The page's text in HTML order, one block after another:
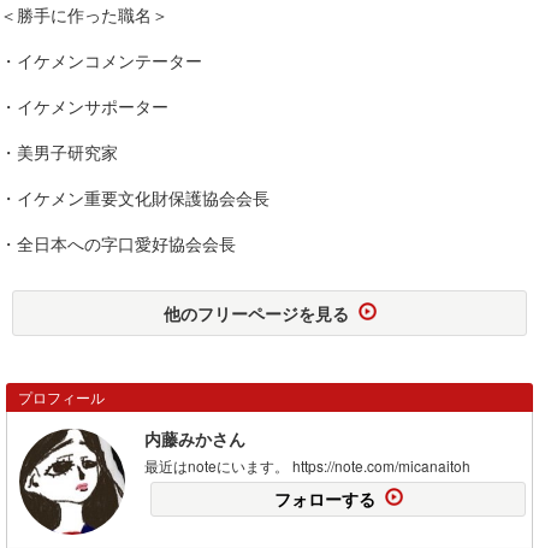
＜勝手に作った職名＞
・イケメンコメンテーター
・イケメンサポーター
・美男子研究家
・イケメン重要文化財保護協会会長
・全日本への字口愛好協会会長
他のフリーページを見る
プロフィール
内藤みかさん
最近はnoteにいます。 https://note.com/micanaitoh
フォローする